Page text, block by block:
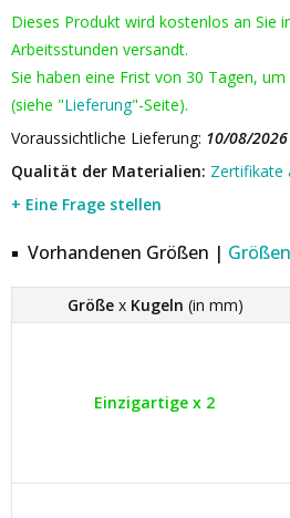
Dieses Produkt wird kostenlos an Sie
Arbeitsstunden versandt.
Sie haben eine Frist von 30 Tagen,
(siehe "Lieferung"-Seite).
Voraussichtliche Lieferung: 10/08/2026
Qualität der Materialien: Zertifikate
+ Eine Frage stellen
Vorhandenen Größen |
Größex Kugeln (in mm)
Einzigartige x 2